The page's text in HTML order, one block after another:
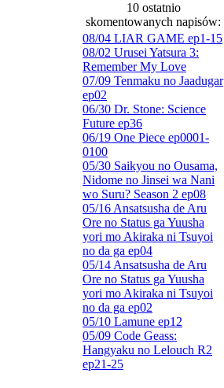
10 ostatnio
skomentowanych napisów:
08/04 LIAR GAME ep1-15
08/02 Urusei Yatsura 3:
Remember My Love
07/09 Tenmaku no Jaadugar
ep02
06/30 Dr. Stone: Science
Future ep36
06/19 One Piece ep0001-
0100
05/30 Saikyou no Ousama,
Nidome no Jinsei wa Nani
wo Suru? Season 2 ep08
05/16 Ansatsusha de Aru
Ore no Status ga Yuusha
yori mo Akiraka ni Tsuyoi
no da ga ep04
05/14 Ansatsusha de Aru
Ore no Status ga Yuusha
yori mo Akiraka ni Tsuyoi
no da ga ep02
05/10 Lamune ep12
05/09 Code Geass:
Hangyaku no Lelouch R2
ep21-25